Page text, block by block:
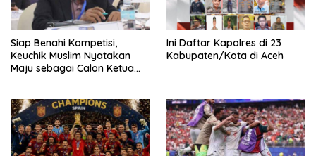
Siap Benahi Kompetisi,
Keuchik Muslim Nyatakan
Maju sebagai Calon Ketua
Ini Daftar Kapolres di 23
Kabupaten/Kota di Aceh